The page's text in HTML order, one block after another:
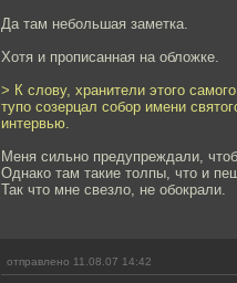
Да там небольшая заметка.
Хотя и прописанная на обложке.
> К слову, хранители этого
тупо созерцал собор имени
интервью.
Меня сильно предупреждали,
Однако там такие толпы, что и
Так что мне свезло, не обокрали.
отправлено 11.08.07 14:42